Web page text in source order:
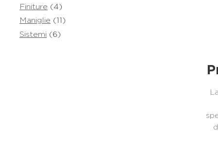
Finiture (4)
Maniglie (11)
Sistemi (6)